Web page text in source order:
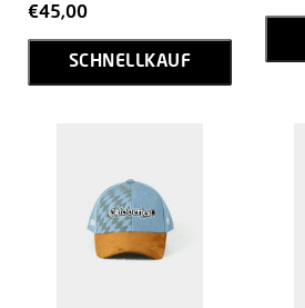
€45,00
SCHNELLKAUF